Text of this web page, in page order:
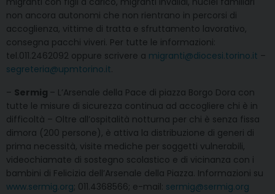
non ancora autonomi che non rientrano in percorsi di
accoglienza, vittime di tratta e sfruttamento lavorativo,
consegna pacchi viveri. Per tutte le informazioni:
tel.011.2462092 oppure scrivere a migranti@diocesi.torino.it –
segreteria@upmtorino.it.
– Sermig – L’Arsenale della Pace di piazza Borgo Dora con
tutte le misure di sicurezza continua ad accogliere chi è in
difficoltà – Oltre all’ospitalità notturna per chi è senza fissa
dimora (200 persone), è attiva la distribuzione di generi di
prima necessità, visite mediche per soggetti vulnerabili,
videochiamate di sostegno scolastico e di vicinanza con i
bambini di Felicizia dell’Arsenale della Piazza. Informazioni su
www.sermig.org; 011.4368566; e-mail: sermig@sermig.org